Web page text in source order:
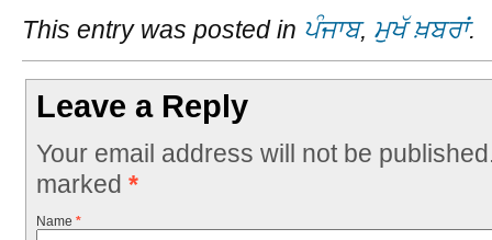
This entry was posted in ਪੰਜਾਬ, ਮੁਖੱ ਖ਼ਬਰਾਂ.
Leave a Reply
Your email address will not be
marked *
Name *